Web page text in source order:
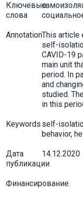
Ключевые
слова
AnnotationThis article
self-
CAVID-19
main unit
period. In
and
studied.
in this
Keywords self-
behavior,
Дата
публикации
14.12.2020
Финансирование